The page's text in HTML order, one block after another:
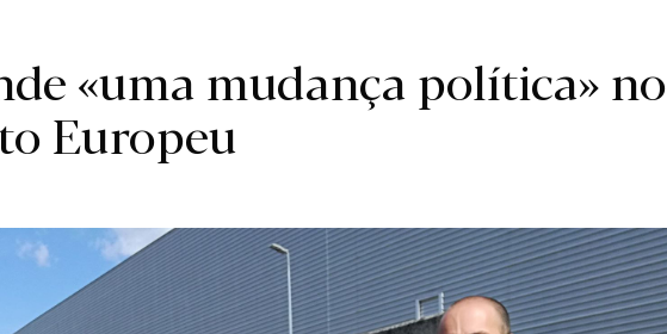
«uma mudança política» no
Europeu